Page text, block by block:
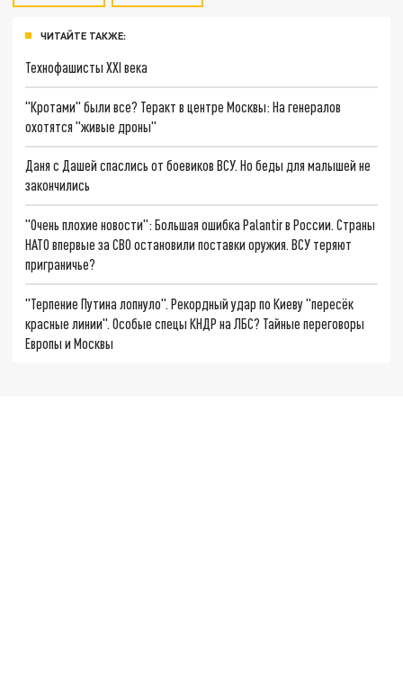
ЧИТАЙТЕ ТАКЖЕ:
Технофашисты XXI века
"Кротами" были все? Теракт в центре Москвы: На генералов
охотятся "живые дроны"
Даня с Дашей спаслись от боевиков ВСУ. Но беды для малышей не
закончились
"Очень плохие новости": Большая ошибка Palantir в России. Страны
НАТО впервые за СВО остановили поставки оружия. ВСУ теряют
приграничье?
"Терпение Путина лопнуло". Рекордный удар по Киеву "пересёк
красные линии". Особые спецы КНДР на ЛБС? Тайные переговоры
Европы и Москвы